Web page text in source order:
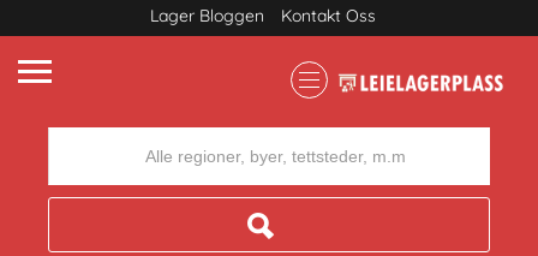
Lager Bloggen Kontakt Oss